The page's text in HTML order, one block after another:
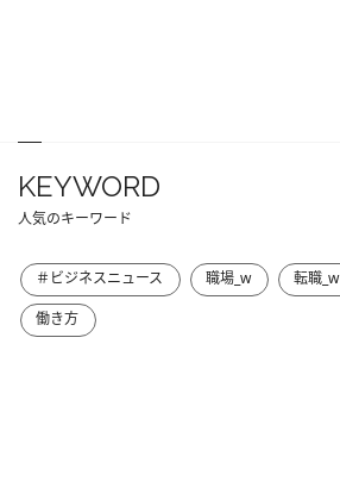
KEYWORD
人気のキーワード
＃ビジネスニュース 職場_w 転職_w
働き方